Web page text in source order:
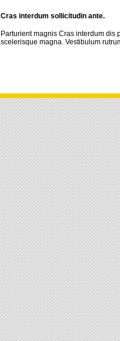
Cras interdum sollicitudin ante.
Parturient magnis Cras interdum
scelerisque magna. Vestibulum